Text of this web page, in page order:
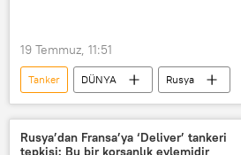
19 Temmuz, 11:51
Tanker DÜNYA
Rusya
Karadeniz
Saldırı
İHA
İnsansız Hava Aracı (İHA)
Rusya’dan Fransa’ya ‘Deliver’ tankeri
tepkisi: Bu bir korsanlık eylemidir